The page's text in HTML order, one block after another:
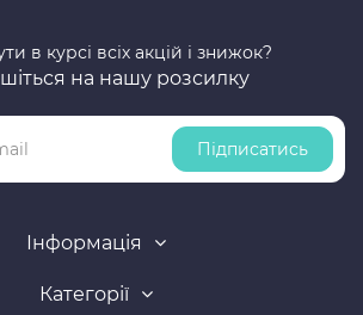
в курсі всіх акцій і знижок?
на нашу розсилку
Підписатись
Інформація
Категорії